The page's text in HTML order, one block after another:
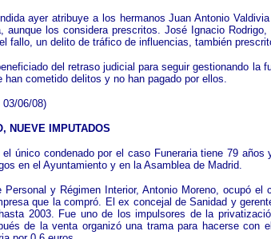
ayer atribuye a los hermanos Juan Antonio
aunque los considera prescritos. José Ignacio
fallo, un delito de tráfico de influencias, también
del retraso judicial para seguir gestionando
han cometido delitos y no han pagado por ellos.
03/06/08)
NUEVE IMPUTADOS
el único condenado por el caso Funeraria tiene 79
en el Ayuntamiento y en la Asamblea de Madrid.
Personal y Régimen Interior, Antonio Moreno, ocupó
que la compró. El ex concejal de Sanidad y
2003. Fue uno de los impulsores de la
de la venta organizó una trama para hacerse